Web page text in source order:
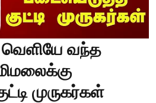
வந்த
முருகர்கள்